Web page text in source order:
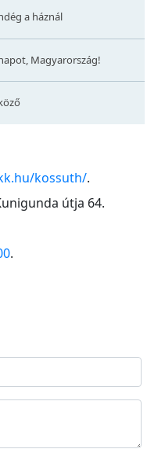
a háznál
Magyarország!
kossuth/.
útja 64.
.